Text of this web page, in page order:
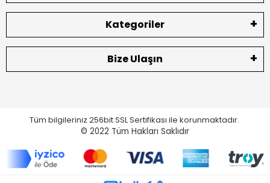
Kategoriler
Bize Ulaşın
Tüm bilgileriniz 256bit SSL Sertifikası ile korunmaktadır.
© 2022 Tüm Hakları Saklıdır